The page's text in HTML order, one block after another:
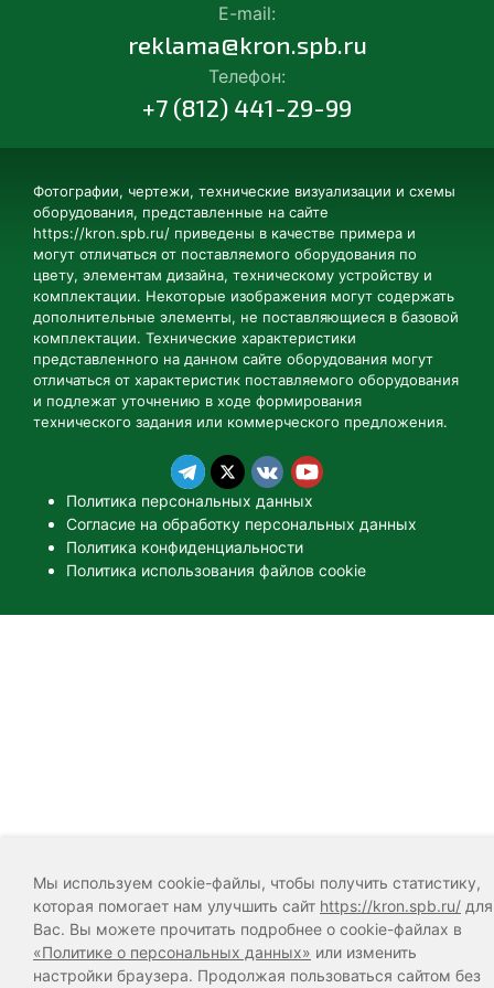
Мы используем cookie-файлы, чтобы получить статистику,
которая помогает нам улучшить сайт https://kron.spb.ru/ для
Вас. Вы можете прочитать подробнее о cookie-файлах в
«Политике о персональных данных» или изменить
настройки браузера. Продолжая пользоваться сайтом без
E-mail:
reklama@kron.spb.ru
Телефон:
+7 (812) 441-29-99
Фотографии, чертежи, технические визуализации и схемы
оборудования, представленные на сайте
https://kron.spb.ru/ приведены в качестве примера и
могут отличаться от поставляемого оборудования по
цвету, элементам дизайна, техническому устройству и
комплектации. Некоторые изображения могут содержать
дополнительные элементы, не поставляющиеся в базовой
комплектации. Технические характеристики
представленного на данном сайте оборудования могут
отличаться от характеристик поставляемого оборудования
и подлежат уточнению в ходе формирования
технического задания или коммерческого предложения.
Политика персональных данных
Согласие на обработку персональных данных
Политика конфиденциальности
Политика использования файлов cookie